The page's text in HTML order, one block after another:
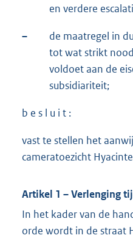
en verdere
–
de maatregel in
tot wat strikt
voldoet aan de
subsidiariteit;
b e s l u i t :
vast te stellen het
cameratoezicht
Artikel 1 – Verlenging
In het kader van de
orde wordt in de straat